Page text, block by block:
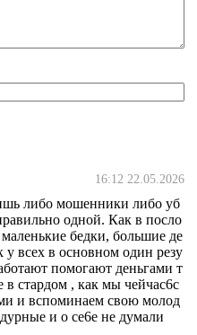
16:12 22.05.2026
либо мошенники либо уб
одной. Как в посло
бедки, большие де
у всех в основном один резу
помогают деньгами т
стардом , как мы чейчас6с
и вспоминаем свою молод
и о се6е не думали